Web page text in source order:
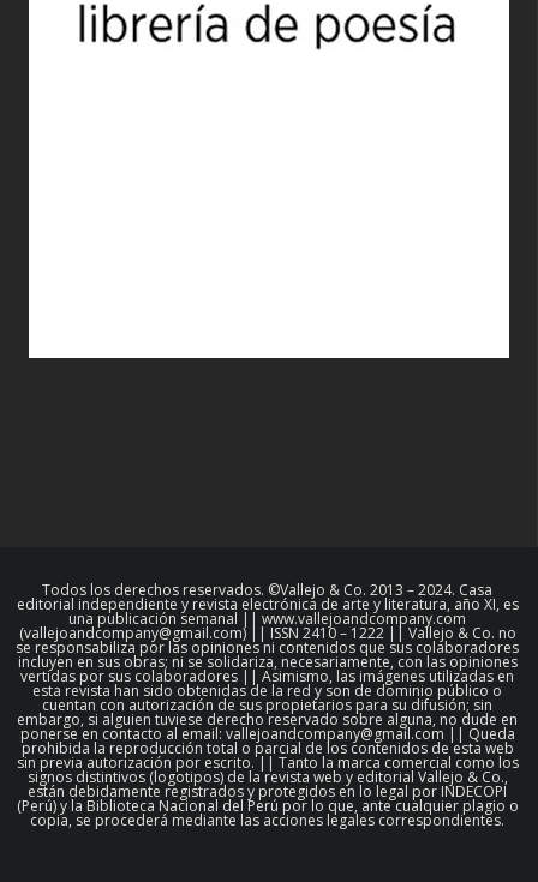
Todos los derechos reservados. ©Vallejo & Co. 2013 – 2024. Casa
editorial independiente y revista electrónica de arte y literatura, año XI, es
una publicación semanal || www.vallejoandcompany.com
(vallejoandcompany@gmail.com) || ISSN 2410 – 1222 || Vallejo & Co. no
se responsabiliza por las opiniones ni contenidos que sus colaboradores
incluyen en sus obras; ni se solidariza, necesariamente, con las opiniones
vertidas por sus colaboradores || Asimismo, las imágenes utilizadas en
esta revista han sido obtenidas de la red y son de dominio público o
cuentan con autorización de sus propietarios para su difusión; sin
embargo, si alguien tuviese derecho reservado sobre alguna, no dude en
ponerse en contacto al email: vallejoandcompany@gmail.com || Queda
prohibida la reproducción total o parcial de los contenidos de esta web
sin previa autorización por escrito. || Tanto la marca comercial como los
signos distintivos (logotipos) de la revista web y editorial Vallejo & Co.,
están debidamente registrados y protegidos en lo legal por INDECOPI
(Perú) y la Biblioteca Nacional del Perú por lo que, ante cualquier plagio o
copia, se procederá mediante las acciones legales correspondientes.